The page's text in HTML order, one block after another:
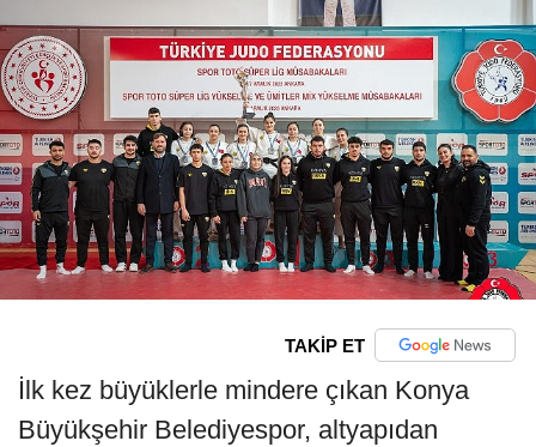
TAKİP ET
İlk kez büyüklerle mindere çıkan Konya
Büyükşehir Belediyespor, altyapıdan